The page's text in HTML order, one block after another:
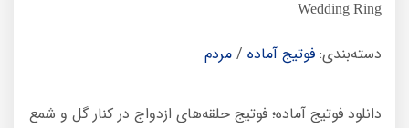
Wedding Ring
دسته‌بندی: فوتیج آماده / مردم
دانلود فوتیج آماده؛ فوتیج حلقه‌های ازدواج در کنار گل و شمع